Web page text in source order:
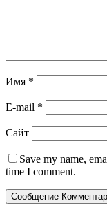
Имя *
E-mail *
Сайт
Save my name,
time I comment.